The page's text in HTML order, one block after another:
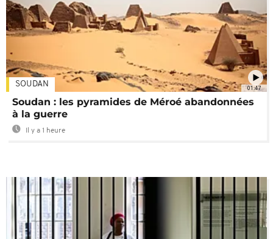
01:47
SOUDAN
Soudan : les pyramides de Méroé abandonnées
à la guerre
Il y a 1 heure